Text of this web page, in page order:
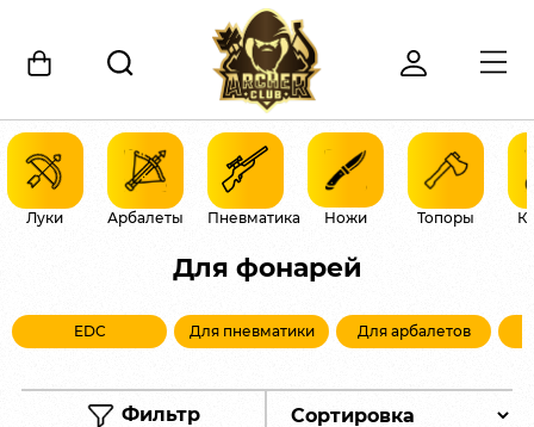
Луки Арбалеты Пневматика Ножи Топоры
Для фонарей
EDC Для пневматики Для арбалетов
Фильтр